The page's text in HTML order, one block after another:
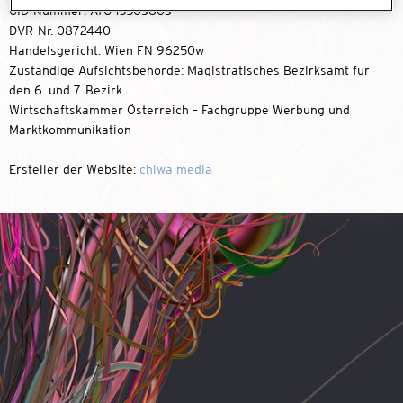
UID-Nummer: ATU 15503603
DVR-Nr. 0872440
Handelsgericht: Wien FN 96250w
Zuständige Aufsichtsbehörde: Magistratisches Bezirksamt für
den 6. und 7. Bezirk
Wirtschaftskammer Österreich – Fachgruppe Werbung und
Marktkommunikation
Ersteller der Website: chiwa media